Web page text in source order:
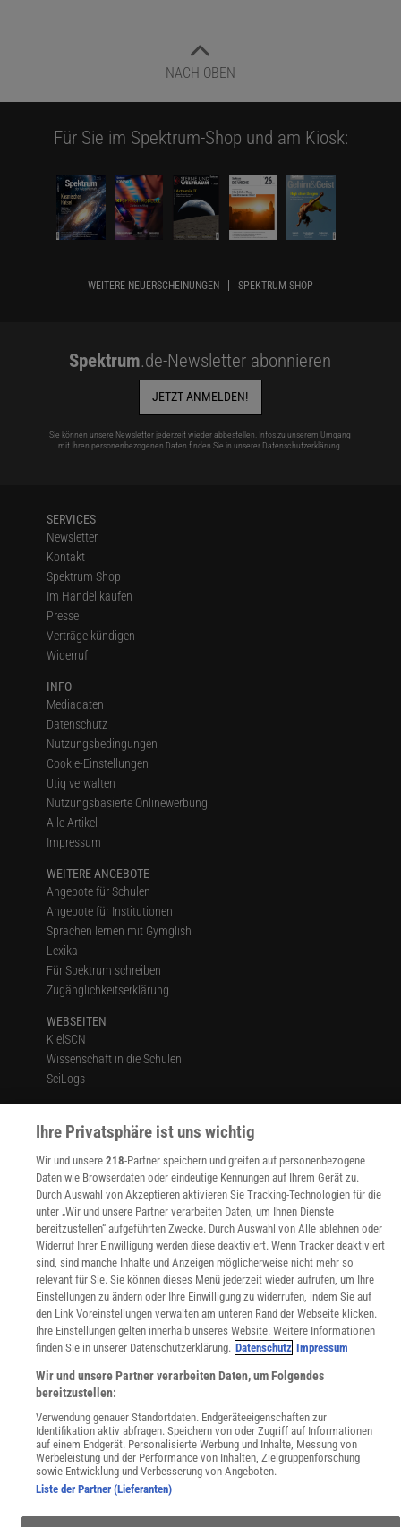
NACH OBEN
Für Sie im Spektrum-Shop und am Kiosk:
WEITERE NEUERSCHEINUNGEN SPEKTRUM SHOP
Spektrum.de-Newsletter abonnieren
JETZT ANMELDEN!
Sie können unsere Newsletter jederzeit wieder abbestellen. Infos zu unserem Umgang
mit Ihren personenbezogenen Daten finden Sie in unserer Datenschutzerklärung.
SERVICES
Newsletter
Kontakt
Spektrum Shop
Im Handel kaufen
Presse
Verträge kündigen
Widerruf
INFO
Mediadaten
Datenschutz
Nutzungsbedingungen
Cookie-Einstellungen
Utiq verwalten
Nutzungsbasierte Onlinewerbung
Alle Artikel
Impressum
WEITERE ANGEBOTE
Angebote für Schulen
Angebote für Institutionen
Sprachen lernen mit Gymglish
Lexika
Für Spektrum schreiben
Zugänglichkeitserklärung
WEBSEITEN
KielSCN
Wissenschaft in die Schulen
SciLogs
Ihre Privatsphäre ist uns wichtig
Wir und unsere 218-Partner speichern und greifen auf personenbezogene
Daten wie Browserdaten oder eindeutige Kennungen auf Ihrem Gerät zu.
Durch Auswahl von Akzeptieren aktivieren Sie Tracking-Technologien für die
unter „Wir und unsere Partner verarbeiten Daten, um Ihnen Dienste
bereitzustellen“ aufgeführten Zwecke. Durch Auswahl von Alle ablehnen oder
Widerruf Ihrer Einwilligung werden diese deaktiviert. Wenn Tracker deaktiviert
sind, sind manche Inhalte und Anzeigen möglicherweise nicht mehr so
relevant für Sie. Sie können dieses Menü jederzeit wieder aufrufen, um Ihre
Einstellungen zu ändern oder Ihre Einwilligung zu widerrufen, indem Sie auf
den Link Voreinstellungen verwalten am unteren Rand der Webseite klicken.
Ihre Einstellungen gelten innerhalb unseres Website. Weitere Informationen
finden Sie in unserer Datenschutzerklärung. Datenschutz Impressum
Wir und unsere Partner verarbeiten Daten, um Folgendes
bereitzustellen:
Verwendung genauer Standortdaten. Endgeräteeigenschaften zur
Identifikation aktiv abfragen. Speichern von oder Zugriff auf Informationen
auf einem Endgerät. Personalisierte Werbung und Inhalte, Messung von
Werbeleistung und der Performance von Inhalten, Zielgruppenforschung
sowie Entwicklung und Verbesserung von Angeboten.
Liste der Partner (Lieferanten)